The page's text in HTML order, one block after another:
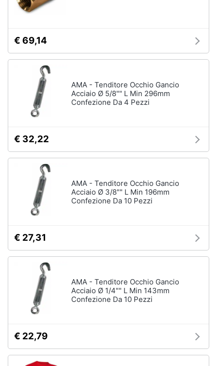
€ 69,14
AMA - Tenditore Occhio Gancio
Acciaio Ø 5/8"" L Min 296mm
Confezione Da 4 Pezzi
€ 32,22
AMA - Tenditore Occhio Gancio
Acciaio Ø 3/8"" L Min 196mm
Confezione Da 10 Pezzi
€ 27,31
AMA - Tenditore Occhio Gancio
Acciaio Ø 1/4"" L Min 143mm
Confezione Da 10 Pezzi
€ 22,79